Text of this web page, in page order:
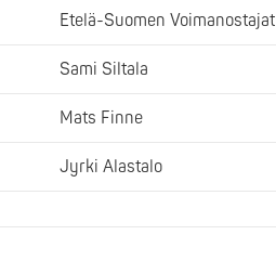
Etelä-Suomen Voimanostajat
Sami Siltala
Mats Finne
Jyrki Alastalo